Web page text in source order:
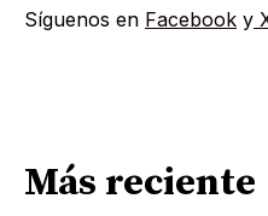
Síguenos en Facebook y
Más reciente